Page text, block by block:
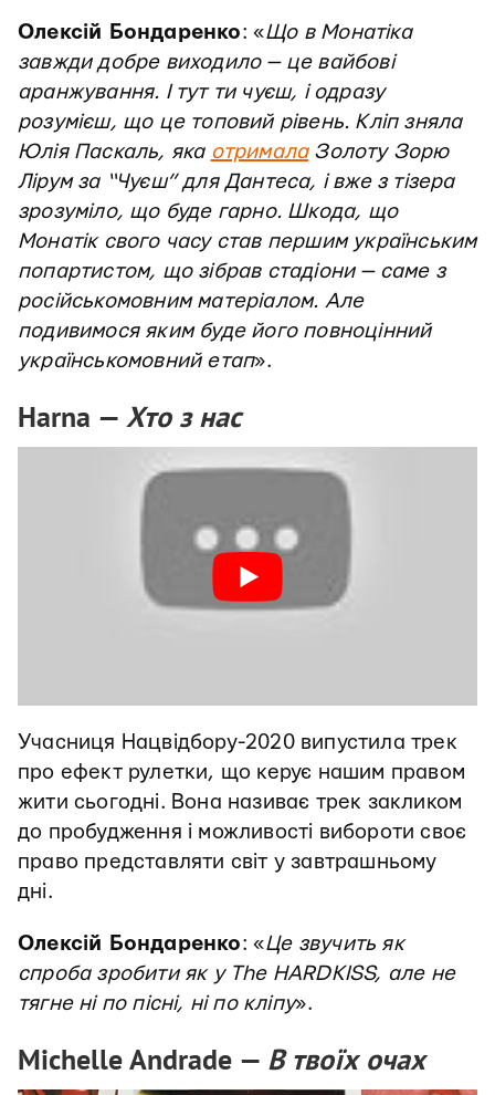
Олексій Бондаренко: «Що в Монатіка
завжди добре виходило — це вайбові
аранжування. І тут ти чуєш, і одразу
розумієш, що це топовий рівень. Кліп зняла
Юлія Паскаль, яка отрималаЗолоту Зорю
Лірум за “Чуєш” для Дантеса, і вже з тізера
зрозуміло, що буде гарно. Шкода, що
Монатік свого часу став першим українським
попартистом, що зібрав стадіони — саме з
російськомовним матеріалом. Але
подивимося яким буде його повноцінний
українськомовний етап».
Harna — Хто з нас
Учасниця Нацвідбору-2020 випустила трек
про ефект рулетки, що керує нашим правом
жити сьогодні. Вона називає трек закликом
до пробудження і можливості вибороти своє
право представляти світ у завтрашньому
дні.
Олексій Бондаренко: «Це звучить як
спроба зробити як у The HARDKISS, але не
тягне ні по пісні, ні по кліпу».
Michelle Andrade — В твоїх очах